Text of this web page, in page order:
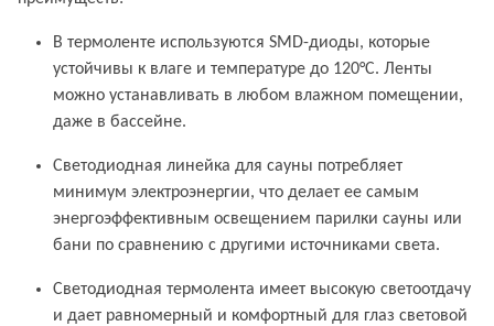
В термоленте используются SMD-диоды, которые
устойчивы к влаге и температуре до 120°С. Ленты
можно устанавливать в любом влажном помещении,
даже в бассейне.
Светодиодная линейка для сауны потребляет
минимум электроэнергии, что делает ее самым
энергоэффективным освещением парилки сауны или
бани по сравнению с другими источниками света.
Светодиодная термолента имеет высокую светоотдачу
и дает равномерный и комфортный для глаз световой